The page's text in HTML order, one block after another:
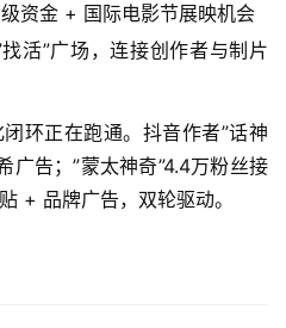
资金 + 国际电影节展映机会
找活”广场，连接创作者与制片
环正在跑通。抖音作者”话神
广告；”蒙太神奇”4.4万粉丝接
+ 品牌广告，双轮驱动。